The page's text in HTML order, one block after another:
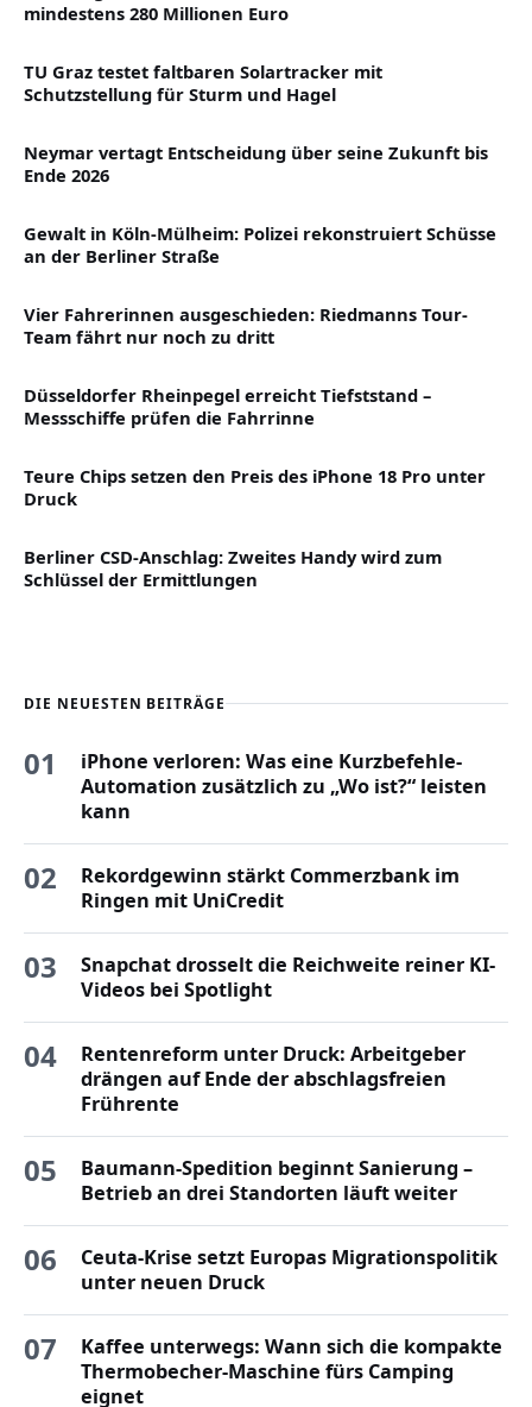
mindestens 280 Millionen Euro
TU Graz testet faltbaren Solartracker mit
Schutzstellung für Sturm und Hagel
Neymar vertagt Entscheidung über seine Zukunft bis
Ende 2026
Gewalt in Köln-Mülheim: Polizei rekonstruiert Schüsse
an der Berliner Straße
Vier Fahrerinnen ausgeschieden: Riedmanns Tour-
Team fährt nur noch zu dritt
Düsseldorfer Rheinpegel erreicht Tiefststand –
Messschiffe prüfen die Fahrrinne
Teure Chips setzen den Preis des iPhone 18 Pro unter
Druck
Berliner CSD-Anschlag: Zweites Handy wird zum
Schlüssel der Ermittlungen
DIE NEUESTEN BEITRÄGE
01
iPhone verloren: Was eine Kurzbefehle-
Automation zusätzlich zu „Wo ist?“ leisten
kann
02
Rekordgewinn stärkt Commerzbank im
Ringen mit UniCredit
03
Snapchat drosselt die Reichweite reiner KI-
Videos bei Spotlight
04
Rentenreform unter Druck: Arbeitgeber
drängen auf Ende der abschlagsfreien
Frührente
05
Baumann-Spedition beginnt Sanierung –
Betrieb an drei Standorten läuft weiter
06
Ceuta-Krise setzt Europas Migrationspolitik
unter neuen Druck
07
Kaffee unterwegs: Wann sich die kompakte
Thermobecher-Maschine fürs Camping
eignet